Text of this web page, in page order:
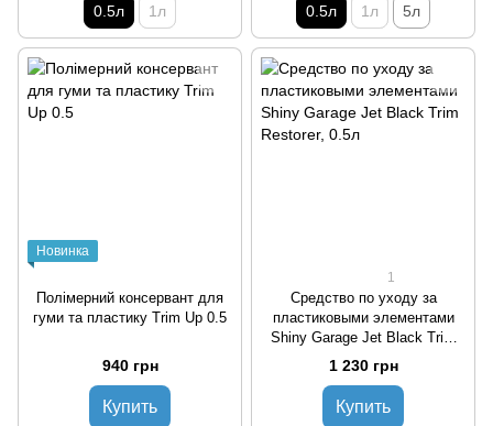
0.5л 1л 0.5л 1л 5л
Новинка
Полімерний консервант для
гуми та пластику Trim Up 0.5
940 грн
Купить
1
Средство по уходу за
пластиковыми элементами
Shiny Garage Jet Black Trim
Restorer, 0.5л
1 230 грн
Купить